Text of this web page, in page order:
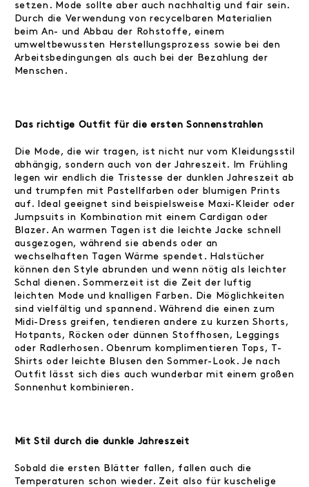
setzen. Mode sollte aber auch nachhaltig und fair sein.
Durch die Verwendung von recycelbaren Materialien
beim An- und Abbau der Rohstoffe, einem
umweltbewussten Herstellungsprozess sowie bei den
Arbeitsbedingungen als auch bei der Bezahlung der
Menschen.
Das richtige Outfit für die ersten Sonnenstrahlen
Die Mode, die wir tragen, ist nicht nur vom Kleidungsstil
abhängig, sondern auch von der Jahreszeit. Im Frühling
legen wir endlich die Tristesse der dunklen Jahreszeit ab
und trumpfen mit Pastellfarben oder blumigen Prints
auf. Ideal geeignet sind beispielsweise Maxi-Kleider oder
Jumpsuits in Kombination mit einem Cardigan oder
Blazer. An warmen Tagen ist die leichte Jacke schnell
ausgezogen, während sie abends oder an
wechselhaften Tagen Wärme spendet. Halstücher
können den Style abrunden und wenn nötig als leichter
Schal dienen. Sommerzeit ist die Zeit der luftig
leichten Mode und knalligen Farben. Die Möglichkeiten
sind vielfältig und spannend. Während die einen zum
Midi-Dress greifen, tendieren andere zu kurzen Shorts,
Hotpants, Röcken oder dünnen Stoffhosen, Leggings
oder Radlerhosen. Obenrum komplimentieren Tops, T-
Shirts oder leichte Blusen den Sommer-Look. Je nach
Outfit lässt sich dies auch wunderbar mit einem großen
Sonnenhut kombinieren.
Mit Stil durch die dunkle Jahreszeit
Sobald die ersten Blätter fallen, fallen auch die
Temperaturen schon wieder. Zeit also für kuschelige